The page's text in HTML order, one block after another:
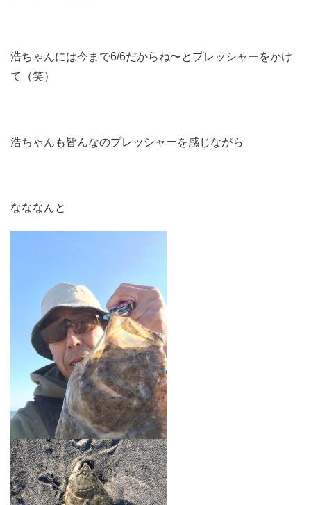
浩ちゃんには今まで6/6だからね〜とプレッシャーをかけ
て（笑）
浩ちゃんも皆んなのプレッシャーを感じながら
なななんと